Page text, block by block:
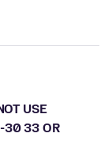
USE
-30 33 OR